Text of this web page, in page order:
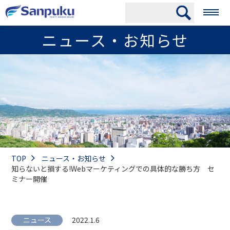
ニュース・お知らせ
TOP
ニュース・お知らせ
知らないと損する!Webマーケティングでの具体的な勝ち方 セ
ミナー開催
ニュース 2022.1.6